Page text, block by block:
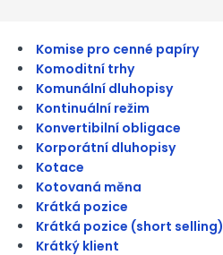
Komise pro cenné papíry
Komoditní trhy
Komunální dluhopisy
Kontinuální režim
Konvertibilní obligace
Korporátní dluhopisy
Kotace
Kotovaná měna
Krátká pozice
Krátká pozice (short selling)
Krátký klient